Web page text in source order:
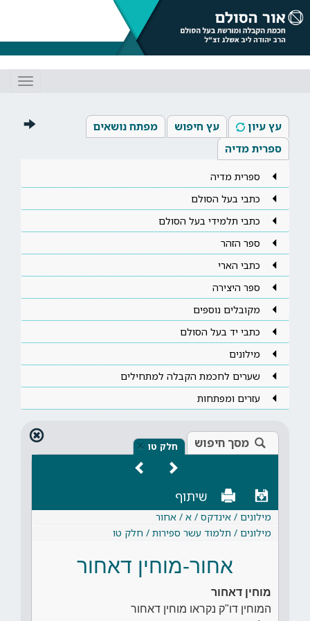
עץ עיון עץ חיפוש
מפתח נושאים
ספרית מדיה
ספרית מדיה
כתבי בעל הסולם
כתבי תלמידי בעל הסולם
ספר הזהר
כתבי הארי
ספר היצירה
מקובלים נוספים
כתבי יד בעל הסולם
מילונים
שערים לחכמת הקבלה למתחילים
עזרים ומפתחות
מסך חיפוש חלק טו ×
שיתוף
מילונים / אינדקס / א / אחור
מילונים / תלמוד עשר ספירות / חלק טו
אחור-מוחין דאחור
מוחין דאחור
המוחין דו"ק נקראו מוחין דאחור